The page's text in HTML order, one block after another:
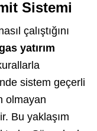
Sistemi
çalıştığını
yatırım
sistem geçerli
olmayan
Bu yaklaşım